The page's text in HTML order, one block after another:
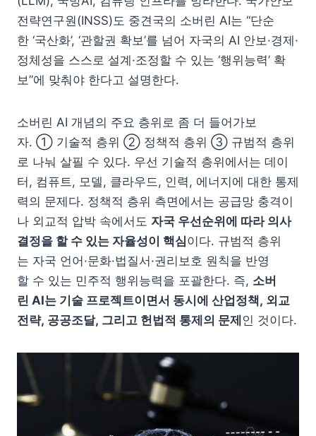
전략연구원(INSS)도 중견국의 소버린 AI는 “단순
한 ‘국산화’, ‘관할권 확보’를 넘어 자국의 AI 안보·경제·
정체성을 스스로 설계·조정할 수 있는 ‘행위능력’ 확
보”에 맞춰야 한다고 설명한다.
소버린 AI 개념의 주요 층위로 좀 더 들어가보
자. ① 기술적 층위 ② 정책적 층위 ③ 규범적 층위
로 나눠 살필 수 있다. 우선 기술적 층위에서는 데이
터, 컴퓨트, 모델, 클라우드, 인력, 에너지에 대한 통제
력의 문제다. 정책적 층위 측면에서는 공급망 충격이
나 외교적 압박 속에서도 자국 우선순위에 따라 의사
결정을 할 수 있는 자율성이 핵심이다. 규범적 층위
는 자국 언어·문화·법질서·권리보호 원칙을 반영
할 수 있는 민주적 행위능력을 포괄한다. 즉, 소버
린 AI는 기술 프로젝트이면서 동시에 산업정책, 외교
전략, 공공조달, 그리고 헌법적 통제의 문제인 것이다.